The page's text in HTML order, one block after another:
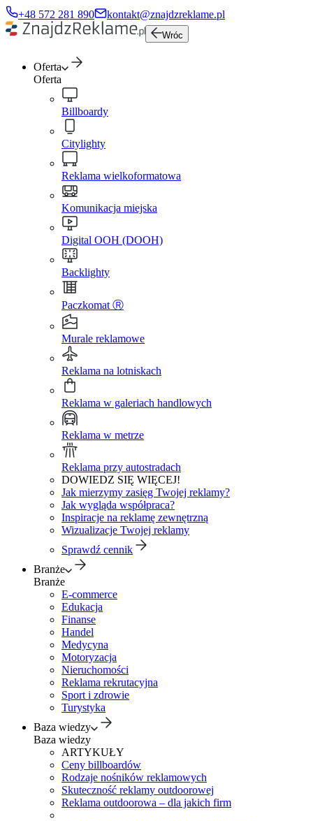
+48 572 281 890 kontakt@znajdzreklame.pl
Wróc
Oferta
Oferta
Billboardy
Citylighty
Reklama wielkoformatowa
Komunikacja miejska
Digital OOH (DOOH)
Backlighty
Paczkomat Ⓡ
Murale reklamowe
Reklama na lotniskach
Reklama w galeriach handlowych
Reklama w metrze
Reklama przy autostradach
DOWIEDZ SIĘ WIĘCEJ!
Jak mierzymy zasięg Twojej reklamy?
Jak wygląda współpraca?
Inspiracje na reklamę zewnętrzną
Wizualizacje Twojej reklamy
Sprawdź cennik
Branże
Branże
E-commerce
Edukacja
Finanse
Handel
Medycyna
Motoryzacja
Nieruchomości
Reklama rekrutacyjna
Sport i zdrowie
Turystyka
Baza wiedzy
Baza wiedzy
ARTYKUŁY
Ceny billboardów
Rodzaje nośników reklamowych
Skuteczność reklamy outdoorowej
Reklama outdoorowa – dla jakich firm